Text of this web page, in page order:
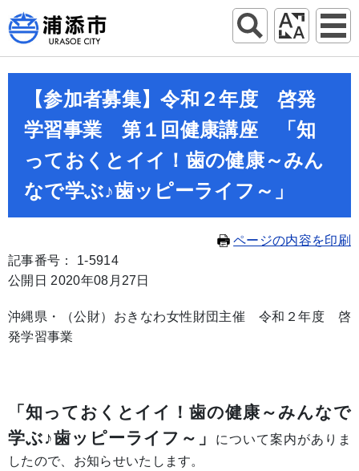
【参加者募集】令和２年度 啓発
学習事業 第１回健康講座 「知
っておくとイイ！歯の健康～みん
なで学ぶ♪歯ッピーライフ～」
ページの内容を印刷
記事番号： 1-5914
公開日 2020年08月27日
沖縄県・（公財）おきなわ女性財団主催 令和２年度 啓
発学習事業
「知っておくとイイ！歯の健康～みんなで
学ぶ♪歯ッピーライフ～」
について案内がありま
したので、お知らせいたします。